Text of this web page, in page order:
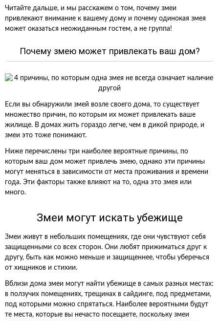
Читайте дальше, и мы расскажем о том, почему змеи
привлекают внимание к вашему дому и почему одинокая змея
может оказаться неожиданным гостем, а не группа!
Почему змею может привлекать ваш дом?
Если вы обнаружили змей возле своего дома, то существует
множество причин, по которым их может привлекать ваше
жилище. В домах жить гораздо легче, чем в дикой природе, и
змеи это тоже понимают.
Ниже перечислены три наиболее вероятные причины, по
которым ваш дом может привлечь змею, однако эти причины
могут меняться в зависимости от места проживания и времени
года. Эти факторы также влияют на то, одна это змея или
много.
Змеи могут искать убежище
Змеи живут в небольших помещениях, где они чувствуют себя
защищенными со всех сторон. Они любят прижиматься друг к
другу, быть как можно меньше и защищеннее, чтобы уберечься
от хищников и стихии.
Вблизи дома змеи могут найти убежище в самых разных местах:
в ползучих помещениях, трещинах в сайдинге, под предметами,
под которыми можно спрятаться. Наиболее вероятными будут
те места, которые вы нечасто посещаете, поскольку змеи